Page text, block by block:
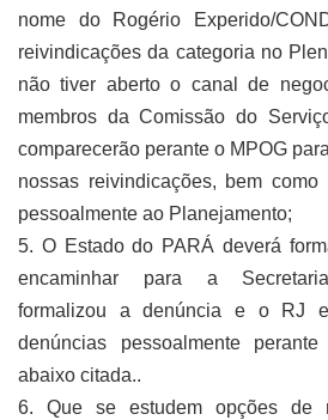
nome do Rogério Experido/
reivindicações da categoria no
não tiver aberto o canal de
membros da Comissão do
comparecerão perante o MPOG
nossas reivindicações, bem
pessoalmente ao Planejamento;
5. O Estado do PARÁ deverá
encaminhar para a
formalizou a denúncia e o RJ
denúncias pessoalmente
abaixo citada..
6. Que se estudem opções de